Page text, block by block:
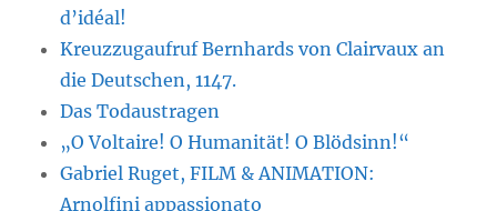
d’idéal!
Kreuzzugaufruf Bernhards von Clairvaux an
die Deutschen, 1147.
Das Todaustragen
„O Voltaire! O Humanität! O Blödsinn!“
Gabriel Ruget, FILM & ANIMATION:
Arnolfini appassionato